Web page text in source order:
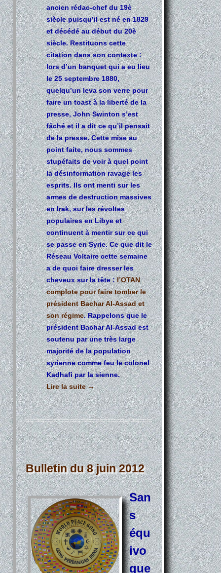
ancien rédac-chef du 19è
siècle puisqu’il est né en 1829
et décédé au début du 20è
siècle. Restituons cette
citation dans son contexte :
lors d’un banquet qui a eu lieu
le 25 septembre 1880,
quelqu’un leva son verre pour
faire un toast à la liberté de la
presse, John Swinton s’est
fâché et il a dit ce qu’il pensait
de la presse. Cette mise au
point faite, nous sommes
stupéfaits de voir à quel point
la désinformation ravage les
esprits. Ils ont menti sur les
armes de destruction massives
en Irak, sur les révoltes
populaires en Libye et
continuent à mentir sur ce qui
se passe en Syrie. Ce que dit le
Réseau Voltairecette semaine
a de quoi faire dresser les
cheveux sur la tête :l’OTAN
complote pour faire tomber le
président Bachar Al-Assad et
son régime. Rappelons que le
président Bachar Al-Assad est
soutenu par une très large
majorité de la population
syrienne comme feu le colonel
Kadhafi par la sienne.
Lire la suite→
Bulletin du 8 juin 2012
San
s
équ
ivo
que